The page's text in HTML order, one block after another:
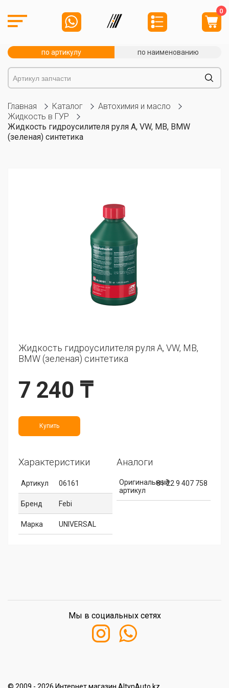
0
по артикулу по наименованию
Главная Каталог
Автохимия и масло
Жидкость в ГУР
Жидкость гидроусилителя руля A, VW, MB, BMW
(зеленая) синтетика
Жидкость гидроусилителя руля A, VW, MB,
BMW (зеленая) синтетика
7 240 ₸
Купить
Характеристики
Артикул 06161
Бренд Febi
Марка UNIVERSAL
Аналоги
Оригинальный
артикул
81 22 9 407 758
Мы в социальных сетях